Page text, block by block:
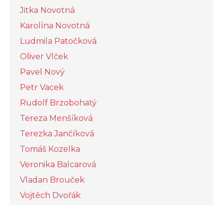
Jitka Novotná
Karolína Novotná
Ludmila Patočková
Oliver Vlček
Pavel Nový
Petr Vacek
Rudolf Brzobohatý
Tereza Menšíková
Terezka Jančíková
Tomáš Kozelka
Veronika Balcarová
Vladan Brouček
Vojtěch Dvořák